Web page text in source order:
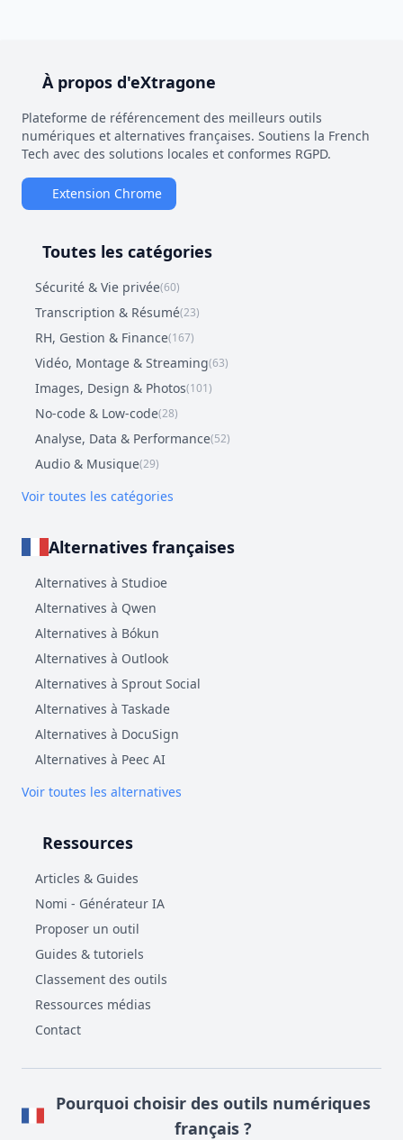
À propos d'eXtragone
Plateforme de référencement des meilleurs outils
numériques et alternatives françaises. Soutiens la French
Tech avec des solutions locales et conformes RGPD.
Extension Chrome
Toutes les catégories
Sécurité & Vie privée(60)
Transcription & Résumé(23)
RH, Gestion & Finance(167)
Vidéo, Montage & Streaming(63)
Images, Design & Photos(101)
No-code & Low-code(28)
Analyse, Data & Performance(52)
Audio & Musique(29)
Voir toutes les catégories
Alternatives françaises
Alternatives à Studioe
Alternatives à Qwen
Alternatives à Bókun
Alternatives à Outlook
Alternatives à Sprout Social
Alternatives à Taskade
Alternatives à DocuSign
Alternatives à Peec AI
Voir toutes les alternatives
Ressources
Articles & Guides
Nomi - Générateur IA
Proposer un outil
Guides & tutoriels
Classement des outils
Ressources médias
Contact
Pourquoi choisir des outils numériques
français ?